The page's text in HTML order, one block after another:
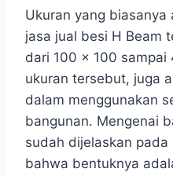
Ukuran yang
jasa jual besi H Beam
dari 100 x 100
ukuran tersebut, juga
dalam menggunakan
bangunan. Mengenai
sudah dijelaskan
bahwa bentuknya